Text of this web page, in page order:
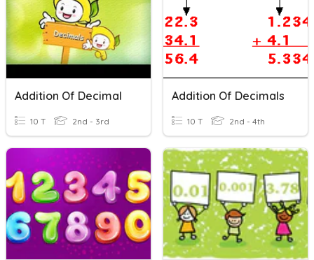
Addition Of Decimal
10 T 2nd - 3rd
Addition Of Decimals
10 T 2nd - 4th